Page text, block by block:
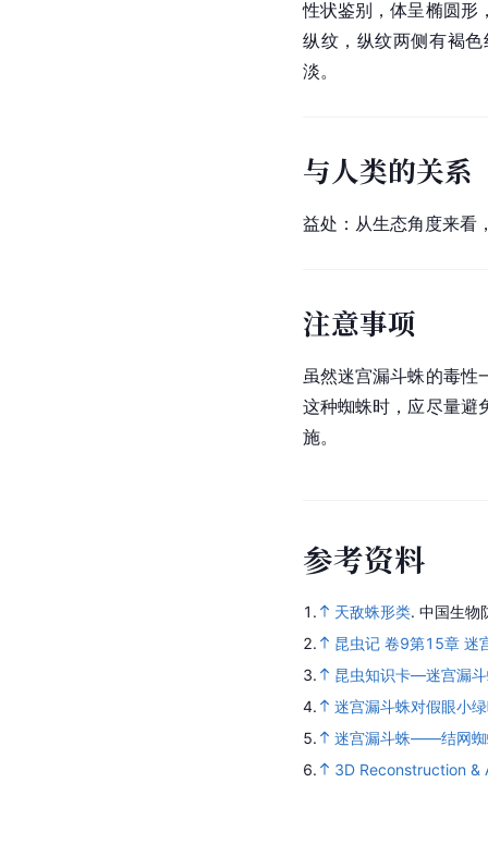
性状鉴别，体呈椭圆形
纵纹，纵纹两侧有褐
淡。
与人类的关系
益处：从生态角度来看
注意事项
虽然迷宫漏斗蛛的毒性
这种蜘蛛时，应尽量避
施。
参考资料
1. 天敌蛛形类. 中国生物
2.
昆虫记 卷9第15章 迷
3.
昆虫知识卡—迷宫漏
4.
迷宫漏斗蛛对假眼小
5.
迷宫漏斗蛛——结网蜘
6.
3D Reconstruction